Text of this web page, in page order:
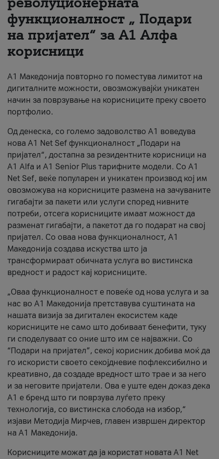
За нас
#ПодобарОнлајн
функционалност „ Подари
на пријател“ за А1 Алфа
корисници
А1 Македонија повторно го поместува лимитот на
дигиталните можности, овозможувајќи уникатен
начин за поврзување на корисниците преку своето
портфолио.
Од денеска, со големо задоволство А1 воведува
нова A1 Net Sef функционалност „Подари на
пријател“, достапна за резидентните корисници на
А1 Alfa и A1 Senior Plus тарифните модели. Со A1
Net Sef, веќе популарен и уникатен производ кој им
овозможува на корисниците размена на зачуваните
гигабајти за пакети или услуги според нивните
потреби, отсега корисниците имаат можност да
разменат гигабајти, а пакетот да го подарат на свој
пријател. Со оваа нова функционалност, А1
Македонија создава искуства што ја
трансформираат обичната услуга во вистинска
вредност и радост кај корисниците.
„Оваа функционалност е повеќе од нова услуга и за
нас во А1 Македонија претставува суштината на
нашата визија за дигитален екосистем каде
корисниците не само што добиваат бенефити, туку
ги споделуваат со оние што им се најважни. Со
“Подари на пријател”, секој корисник добива моќ да
го искористи своето секојдневие пофлексибилно и
креативно, да создаде вредност што трае и за него
и за неговите пријатели. Ова е уште еден доказ дека
А1 е бренд што ги поврзува луѓето преку
технологија, со вистинска слобода на избор,“
изјави Методија Мирчев, главен извршен директор
на А1 Македонија.
Корисниците можат да ја користат новата А1 Net